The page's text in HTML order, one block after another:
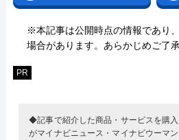
※本記事は公開時点の情報であり
場合があります。あらかじめご了
PR
◆記事で紹介した商品・サービスを購
がマイナビニュース・マイナビウーマ